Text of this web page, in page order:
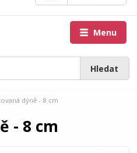
Menu
Hledat
dýně - 8 cm
- 8 cm